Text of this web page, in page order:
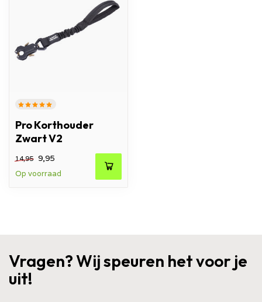
Pro Korthouder
Zwart V2
14,95 9,95
Op voorraad
Vragen? Wij speuren het voor je
uit!